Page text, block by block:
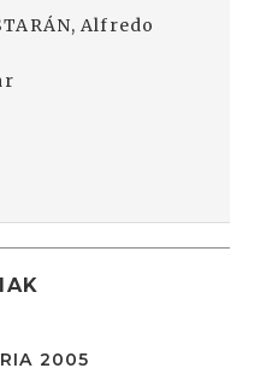
Alfredo
2005